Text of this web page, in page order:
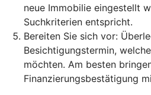
neue Immobilie eingestellt
Suchkriterien entspricht.
Bereiten Sie sich vor:
Besichtigungstermin,
möchten. Am besten
Finanzierungsbestätigung